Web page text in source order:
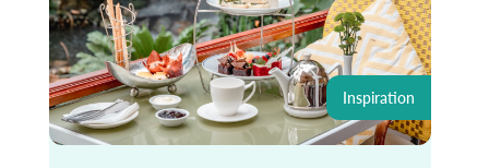
Inspiration